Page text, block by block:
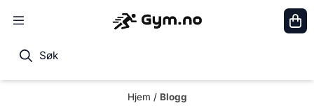
Hopp til innhold
Hjem / Blogg